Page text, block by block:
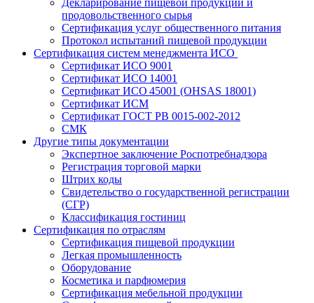
Декларирование пищевой продукции и
продовольственного сырья
Сертификация услуг общественного питания
Протокол испытаний пищевой продукции
Сертификация систем менеджмента ИСО
Сертификат ИСО 9001
Сертификат ИСО 14001
Сертификат ИСО 45001 (OHSAS 18001)
Сертификат ИСМ
Сертификат ГОСТ РВ 0015-002-2012
СМК
Другие типы документации
Экспертное заключение Роспотребнадзора
Регистрация торговой марки
Штрих коды
Свидетельство о государственной регистрации
(СГР)
Классификация гостиниц
Сертификация по отраслям
Сертификация пищевой продукции
Легкая промышленность
Оборудование
Косметика и парфюмерия
Сертификация мебельной продукции